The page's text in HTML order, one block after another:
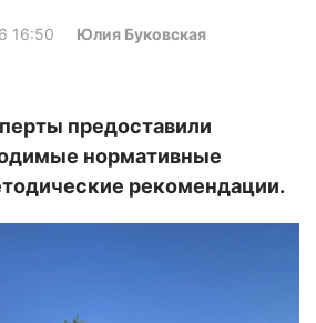
16:50
Юлия Буковская
предоставили
нормативные
рекомендации.